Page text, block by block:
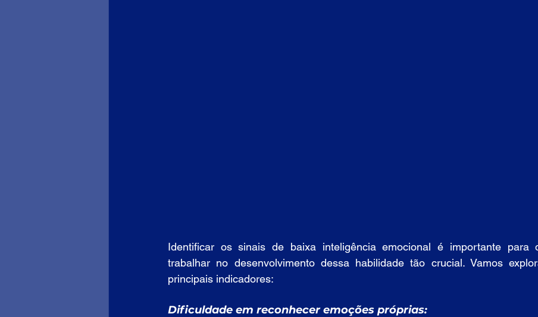
Identificar os sinais de baixa inteligência emocional é importante para
trabalhar no desenvolvimento dessa habilidade tão crucial. Vamos
principais indicadores:
Dificuldade em reconhecer emoções próprias: